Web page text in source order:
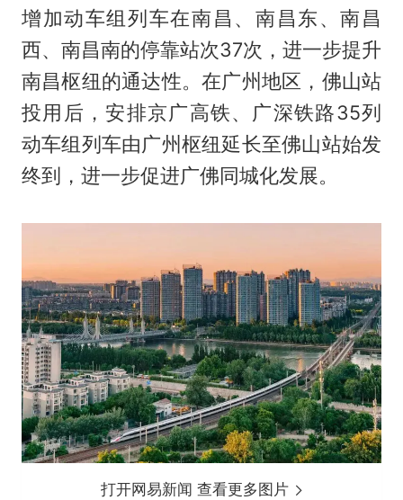
增加动车组列车在南昌、南昌东、南昌
西、南昌南的停靠站次37次，进一步提升
南昌枢纽的通达性。在广州地区，佛山站
投用后，安排京广高铁、广深铁路35列
动车组列车由广州枢纽延长至佛山站始发
终到，进一步促进广佛同城化发展。
打开网易新闻 查看更多图片